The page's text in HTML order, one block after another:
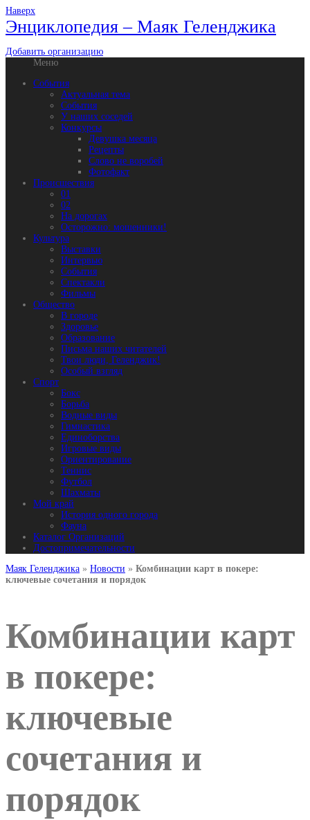
Наверх
Энциклопедия – Маяк Геленджика
Добавить организацию
Меню
События
Актуальная тема
События
У наших соседей
Конкурсы
Девушка месяца
Рецепты
Слово не воробей
Фотофакт
Происшествия
01
02
На дорогах
Осторожно: мошенники!
Культура
Выставки
Интервью
События
Спектакли
Фильмы
Общество
В городе
Здоровье
Образование
Письма наших читателей
Твои люди, Геленджик!
Особый взгляд
Спорт
Бокс
Борьба
Водные виды
Гимнастика
Единоборства
Игровые виды
Ориентирование
Теннис
Футбол
Шахматы
Мой край
История одного города
Фауна
Каталог Организаций
Достопримечательности
Маяк Геленджика » Новости » Комбинации карт в покере:
ключевые сочетания и порядок
Комбинации карт
в покере:
ключевые
сочетания и
порядок